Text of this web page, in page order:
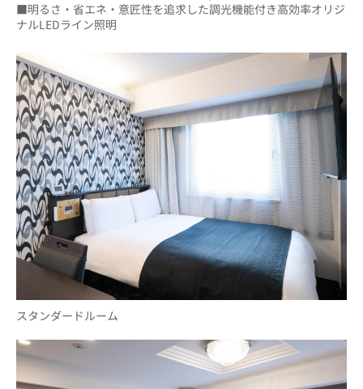
■明るさ・省エネ・意匠性を追求した調光機能付き高効率オリジ
ナルLEDライン照明
スタンダードルーム